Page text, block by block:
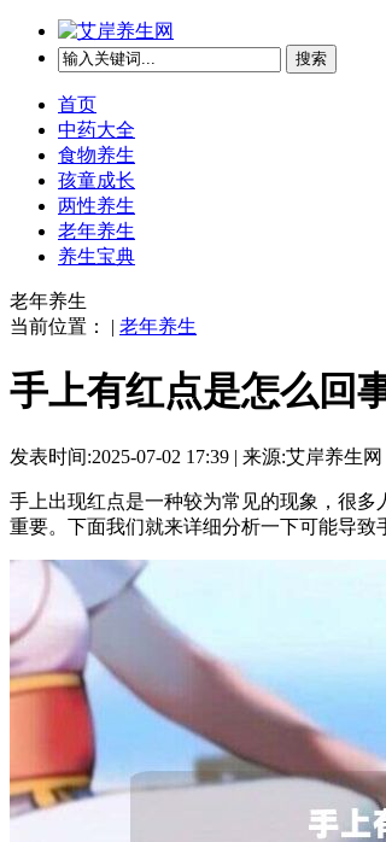
搜索
首页
中药大全
食物养生
孩童成长
两性养生
老年养生
养生宝典
老年养生
当前位置： | 老年养生
手上有红点是怎么回
发表时间:2025-07-02 17:39 | 来源:艾岸养生网
手上出现红点是一种较为常见的现象，很
重要。下面我们就来详细分析一下可能导致